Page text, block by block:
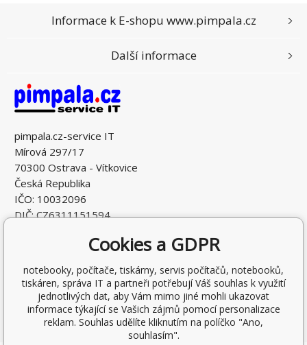
pimpala.cz-service IT
Mírová 297/17
70300 Ostrava - Vítkovice
Česká Republika
IČO: 10032096
DIČ: CZ6311151594
Informace k E-shopu www.pimpala.cz
Další informace
Cookies a GDPR
notebooky, počítače, tiskárny, servis počítačů, notebooků,
tiskáren, správa IT a partneři potřebují Váš souhlas k využití
jednotlivých dat, aby Vám mimo jiné mohli ukazovat
informace týkající se Vašich zájmů pomocí personalizace
reklam. Souhlas udělíte kliknutím na políčko "Ano,
souhlasím".